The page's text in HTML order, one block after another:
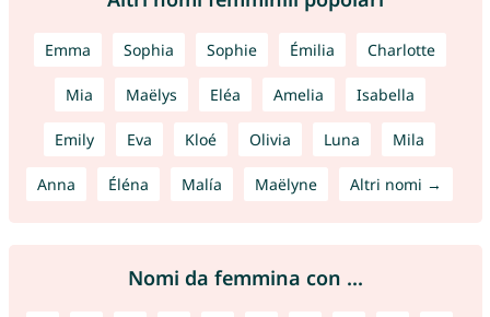
Emma Sophia Sophie Émilia Charlotte
Mia Maëlys Eléa Amelia Isabella
Emily Eva Kloé Olivia Luna Mila
Anna Éléna Malía Maëlyne Altri nomi →
Nomi da femmina con ...